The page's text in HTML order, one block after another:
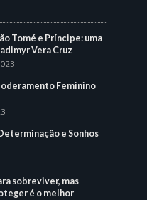
Tomé e Príncipe: uma
Vera Cruz
Feminino
e Sonhos
sobreviver, mas
é o melhor